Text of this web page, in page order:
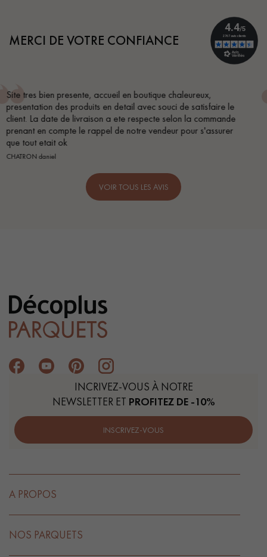
MERCI DE VOTRE CONFIANCE
Conseil parfait, échanges fluides. Je recommande
BEILE FRANCK
VOIR TOUS LES AVIS
INCRIVEZ-VOUS À NOTRE
NEWSLETTER ET PROFITEZ DE -10%
INSCRIVEZ-VOUS
A PROPOS
NOS PARQUETS